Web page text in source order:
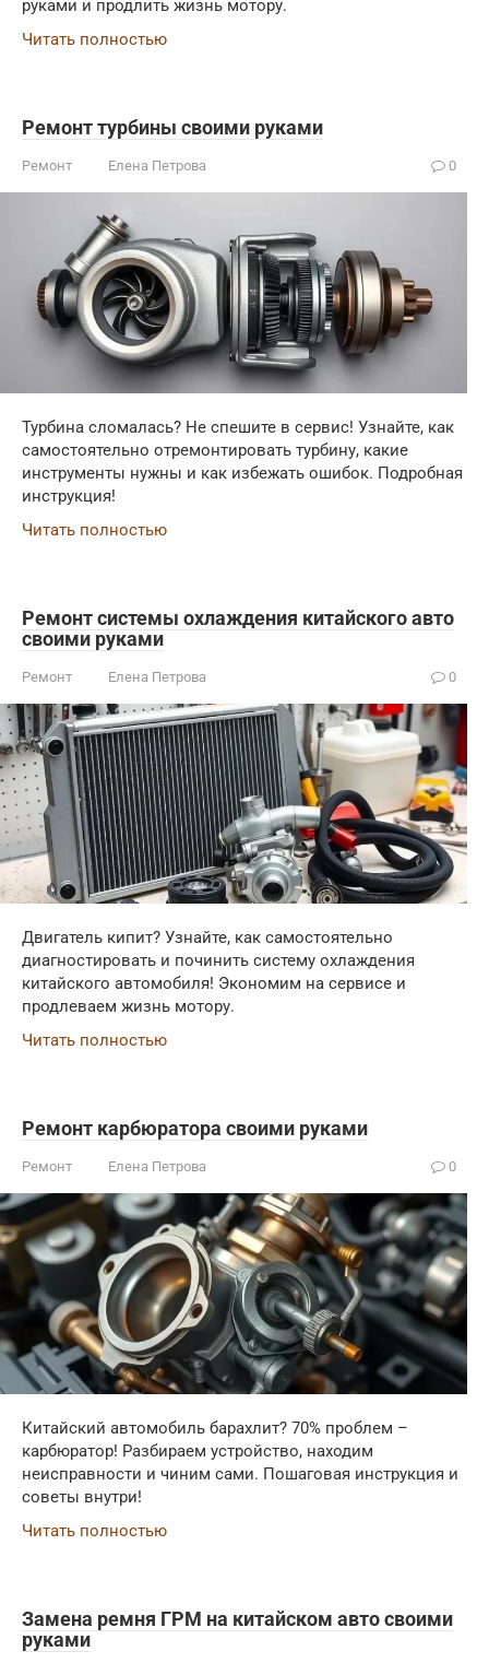
руками и продлить жизнь мотору.
Читать полностью
Ремонт турбины своими руками
Ремонт Елена Петрова 0
Турбина сломалась? Не спешите в сервис! Узнайте, как
самостоятельно отремонтировать турбину, какие
инструменты нужны и как избежать ошибок. Подробная
инструкция!
Читать полностью
Ремонт системы охлаждения китайского авто
своими руками
Ремонт Елена Петрова 0
Двигатель кипит? Узнайте, как самостоятельно
диагностировать и починить систему охлаждения
китайского автомобиля! Экономим на сервисе и
продлеваем жизнь мотору.
Читать полностью
Ремонт карбюратора своими руками
Ремонт Елена Петрова 0
Китайский автомобиль барахлит? 70% проблем –
карбюратор! Разбираем устройство, находим
неисправности и чиним сами. Пошаговая инструкция и
советы внутри!
Читать полностью
Замена ремня ГРМ на китайском авто своими
руками